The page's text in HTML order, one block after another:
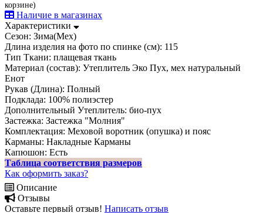
корзине)
Наличие в магазинах
Характеристики
Сезон: Зима(Мех)
Длина изделия на фото по спинке (см): 115
Тип Ткани: плащевая ткань
Материал (состав): Утеплитель Эко Пух, мех натуральный
Енот
Рукав (Длина): Полный
Подклада: 100% полиэстер
Дополнительный Утеплитель: био-пух
Застежка: Застежка "Молния"
Комплектация: Меховой воротник (опушка) и пояс
Карманы: Накладные Карманы
Капюшон: Есть
Таблица соответствия размеров
Как оформить заказ?
Описание
Отзывы
Оставьте первый отзыв! Написать отзыв